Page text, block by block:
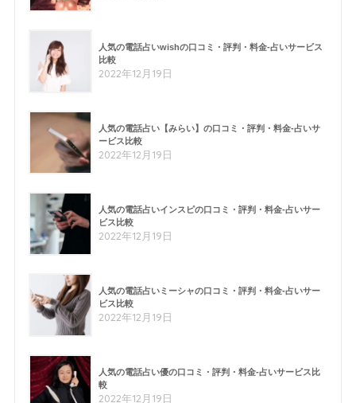
人気の電話占いwishの口コミ・評判・料金-占いサービス
比較
2022年12月19日
人気の電話占い【みらい】の口コミ・評判・料金-占いサ
ービス比較
2022年12月19日
人気の電話占いインスピの口コミ・評判・料金-占いサー
ビス比較
2022年12月19日
人気の電話占いミーシャの口コミ・評判・料金-占いサー
ビス比較
2022年12月19日
人気の電話占い優の口コミ・評判・料金-占いサービス比
較
2022年12月19日